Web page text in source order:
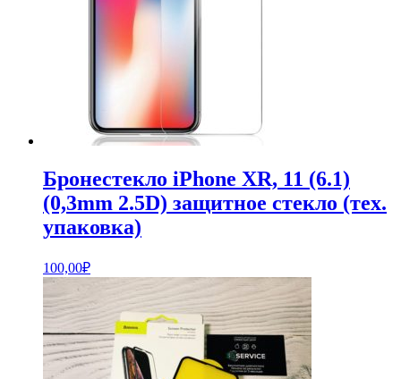
Бронестекло iPhone XR, 11 (6.1)
(0,3mm 2.5D) защитное стекло (тех.
упаковка)
100,00₽